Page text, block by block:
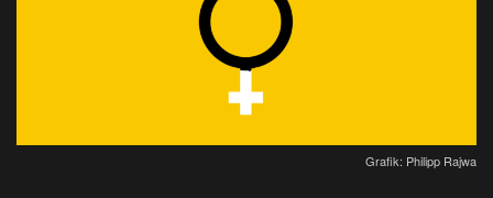
Grafik: Philipp Rajwa